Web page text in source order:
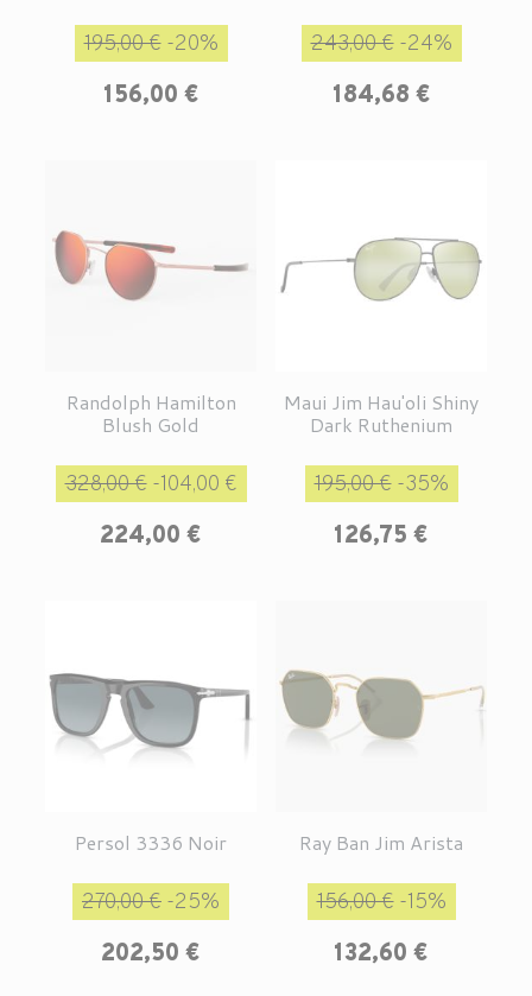
Prix de base
195,00 €-20%
156,00 €
Prix de base
243,00 €-24%
184,68 €
Randolph Hamilton
Blush Gold
Prix de base
328,00 €-104,00 €
224,00 €
Maui Jim Hau'oli Shiny
Dark Ruthenium
Prix de base
195,00 €-35%
126,75 €
Persol 3336 Noir
Prix de base
270,00 € -25%
202,50 €
Ray Ban Jim Arista
Prix de base
156,00 €-15%
132,60 €